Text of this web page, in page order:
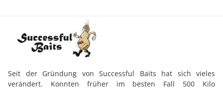
Seit der Gründung von Successful Baits hat sich vieles
verändert. Konnten früher im besten Fall 500 Kilo